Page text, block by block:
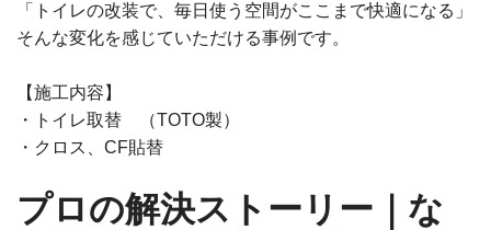
「トイレの改装で、毎日使う空間がここまで快適になる」
そんな変化を感じていただける事例です。
【施工内容】
・トイレ取替 （TOTO製）
・クロス、CF貼替
プロの解決ストーリー｜な